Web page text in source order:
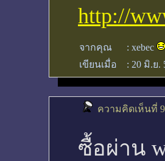
http://
จากคุณ : xebec
เขียนเมื่อ
: 20 มิ.ย.
ความคิดเห็นที่ 9
ซื้อผ่าน